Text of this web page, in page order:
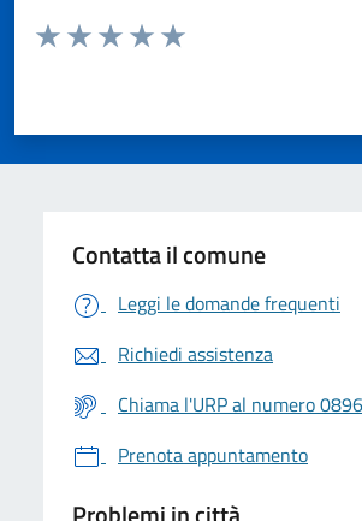
Valuta da 1 a 5 stelle la pagina
Contatta il comune
Leggi le domande frequenti
Richiedi assistenza
Chiama l'URP al numero
Prenota appuntamento